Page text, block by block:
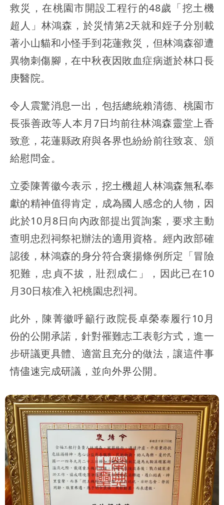
救災，在桃園市開設工程行的48歲「挖土機
超人」林鴻森，於災情第2天就和姪子分別載
著小山貓和小怪手到花蓮救災，但林鴻森卻遭
異物刺傷腳，在中秋夜因敗血症病逝於林口長
庚醫院。
令人震驚消息一出，包括總統賴清德、桃園市
長張善政等人本月7日均前往林鴻森靈堂上香
致意，花蓮縣政府與各界也紛紛前往致哀、頒
給慰問金。
立委陳菁徽今表示，挖土機超人林鴻森無私奉
獻的精神值得肯定，成為國人感念的人物，因
此於10月8日向內政部提出質詢案，要求主動
查明忠烈祠祭祀辦法的適用資格。經內政部確
認後，林鴻森的身分符合褒揚條例所定「冒險
犯難，忠貞不拔，壯烈成仁」，因此已在10
月30日核准入祀桃園忠烈祠。
此外，陳菁徽呼籲行政院長卓榮泰履行10月
份的公開承諾，針對罹難志工表彰方式，進一
步研議更具體、適當且充分的做法，讓這件事
情儘速完成研議，並向外界公開。